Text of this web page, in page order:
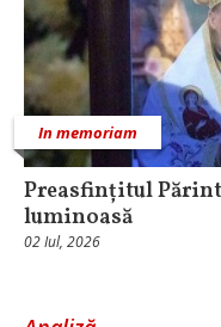
In memoriam
Preasfințitul
luminoasă
02 Iul, 2026